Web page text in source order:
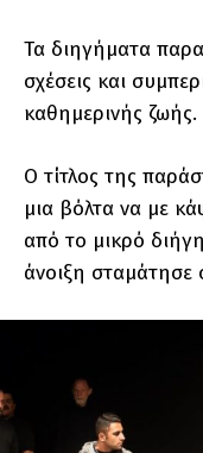
Τα διηγήματα
σχέσεις και
καθημερινής ζωής.
Ο τίτλος της
μια βόλτα να με
από το μικρό
άνοιξη σταμάτησε